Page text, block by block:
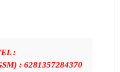
:
: 6281357284370